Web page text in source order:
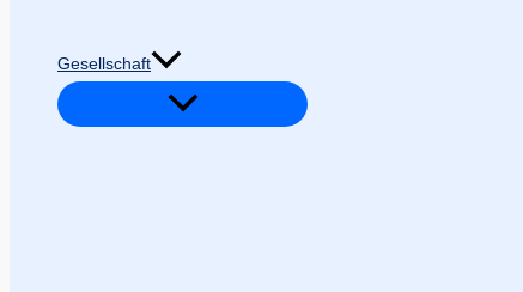
Gesellschaft